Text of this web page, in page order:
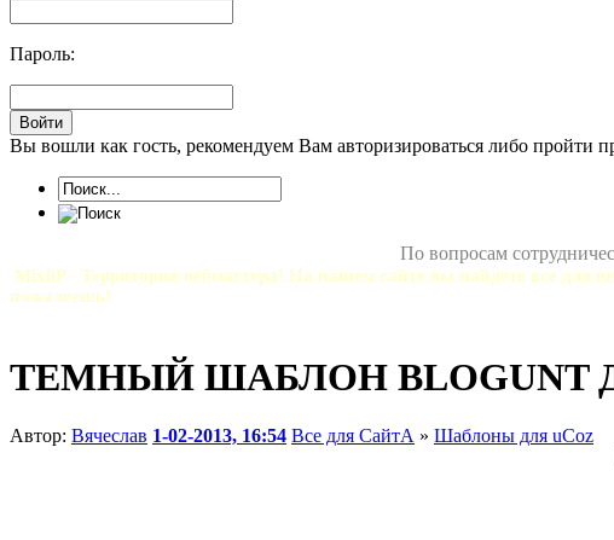
Пароль:
Вы вошли как гость, рекомендуем Вам авторизироваться либо пройти
По вопросам
MixliP - Территория вебмастера! На нашем сайте вы найдете все для
пожалеешь!
ТЕМНЫЙ ШАБЛОН BLOGUNT
Автор: Вячеслав 1-02-2013, 16:54 Все для СайтА » Шаблоны для uCoz